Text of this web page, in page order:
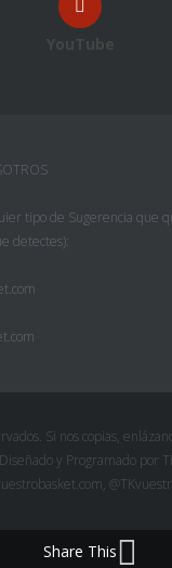
YouTube
tipo de Sugerencia que
detectes):
Si nos copias,
y Programado por
Share This
Pinterest